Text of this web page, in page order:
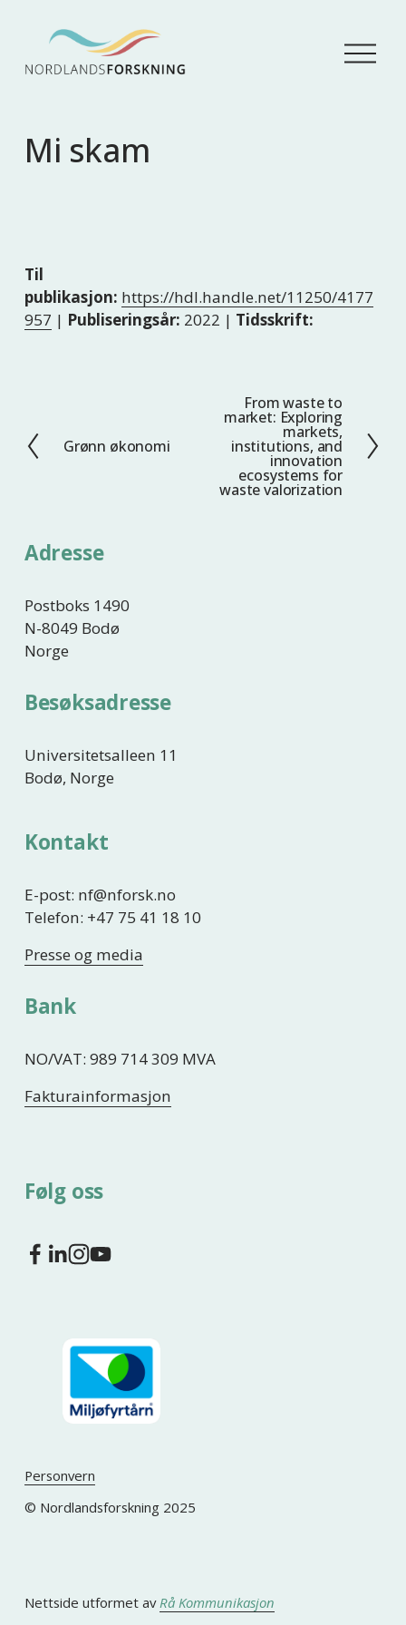
Å
p
Mi skam
Til
publikasjon: https://hdl.handle.net/11250/4177
957 | Publiseringsår: 2022 | Tidsskrift:
F
g
Grønn økonomi
From waste to
market: Exploring
markets,
institutions, and
innovation
ecosystems for
waste valorization
Adresse
Postboks 1490
N-8049 Bodø
Norge
Besøksadresse
Universitetsalleen 11
Bodø, Norge
Kontakt
E-post: nf@nforsk.no
Telefon: +47 75 41 18 10
Presse og media
Bank
NO/VAT: 989 714 309 MVA
Fakturainformasjon
Følg oss
Personvern
© Nordlandsforskning 2025
Nettside utformet av Rå Kommunikasjon